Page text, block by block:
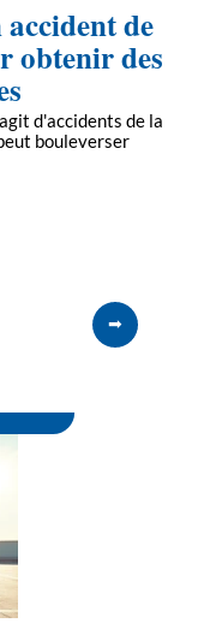
de
obtenir des
d'accidents de la
bouleverser